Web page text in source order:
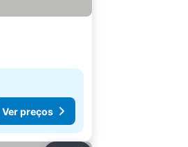
Ver preços